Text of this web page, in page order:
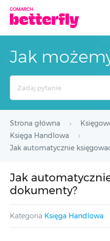
Jak
Strona główna
Księga Handlowa
Jak automatycznie
Jak
dokumenty?
Kategoria Księga Handlowa